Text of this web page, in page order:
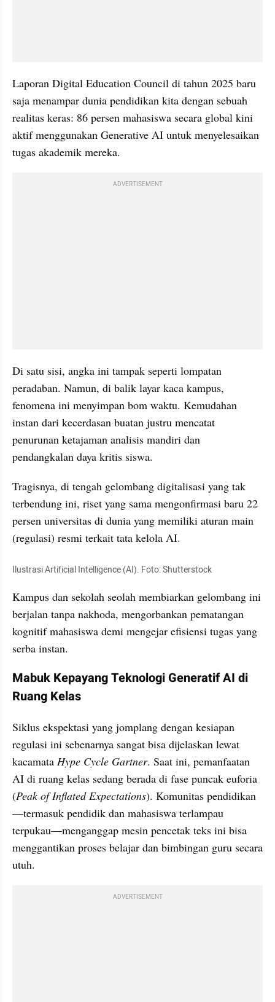
Laporan Digital Education Council di tahun 2025 baru
saja menampar dunia pendidikan kita dengan sebuah
realitas keras: 86 persen mahasiswa secara global kini
aktif menggunakan Generative AI untuk menyelesaikan
tugas akademik mereka.
ADVERTISEMENT
Di satu sisi, angka ini tampak seperti lompatan
peradaban. Namun, di balik layar kaca kampus,
fenomena ini menyimpan bom waktu. Kemudahan
instan dari kecerdasan buatan justru mencatat
penurunan ketajaman analisis mandiri dan
pendangkalan daya kritis siswa.
Tragisnya, di tengah gelombang digitalisasi yang tak
terbendung ini, riset yang sama mengonfirmasi baru 22
persen universitas di dunia yang memiliki aturan main
(regulasi) resmi terkait tata kelola AI.
Ilustrasi Artificial Intelligence (AI). Foto: Shutterstock
Kampus dan sekolah seolah membiarkan gelombang ini
berjalan tanpa nakhoda, mengorbankan pematangan
kognitif mahasiswa demi mengejar efisiensi tugas yang
serba instan.
Mabuk Kepayang Teknologi Generatif AI di
Ruang Kelas
Siklus ekspektasi yang jomplang dengan kesiapan
regulasi ini sebenarnya sangat bisa dijelaskan lewat
kacamata Hype Cycle Gartner. Saat ini, pemanfaatan
AI di ruang kelas sedang berada di fase puncak euforia
(Peak of Inflated Expectations). Komunitas pendidikan
—termasuk pendidik dan mahasiswa terlampau
terpukau—menganggap mesin pencetak teks ini bisa
menggantikan proses belajar dan bimbingan guru secara
utuh.
ADVERTISEMENT